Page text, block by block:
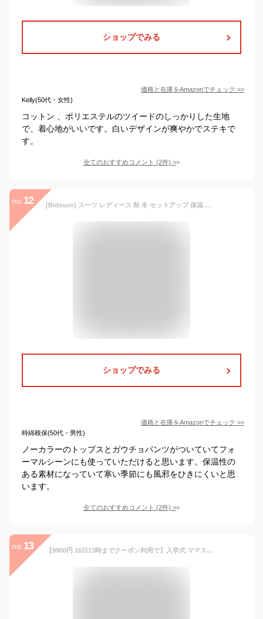
ショップでみる
価格と在庫をAmazonでチェック >>
Kelly(50代・女性)
コットン 、ポリエステルのツイードのしっかりした生地
で、着心地がいいです。白いデザインが爽やかでステキで
す。
全てのおすすめコメント (2件) >
no. 12 [Bidason] スーツ レディース 秋 冬 セットアップ 保温 暖かい 9分丈 ノーカラー ジャケット ガウチョパンツ 2点セット おしゃれ 魅力 カジュアル 通勤 フォマール 卒業式 入学式 ママ会
ショップでみる
価格と在庫をAmazonでチェック >>
時綿根保(50代・男性)
ノーカラーのトップスとガウチョパンツがついていてフォ
ーマルシーンにも使っていただけると思います。保温性の
ある素材になっていて寒い季節にも風邪をひきにくいと思
います。
全てのおすすめコメント (2件) >
no. 13 【9900円 16日13時までクーポン利用で】入学式 ママスーツ 卒業式 スーツ フォーマル 大きいサイズ 40代 セットアップ 母 レディース パンツスーツ セレモニースーツ 入園式 卒園式 服装 母親 七五三 お宮参り ビジネススーツ 30代 50代 お受験 ビジネス オフィ【あす楽】